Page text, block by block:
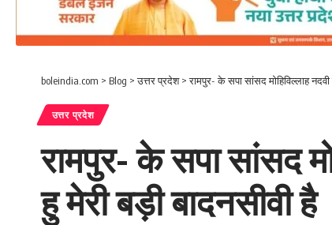
boleindia.com > Blog >उत्तर प्रदेश>रामपुर- के सपा सांसद मोहिविल्लाह
उत्तर प्रदेश
रामपुर- के सपा सांसद
हु मेरी बड़ी बादनसीवी है